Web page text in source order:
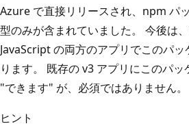
Azure で直接リリースされ、npm パ
型のみが含まれていました。 今後は
JavaScript の両方のアプリでこのパ
ります。 既存の v3 アプリにこのパ
"できます" が、必須ではありません。
ヒント